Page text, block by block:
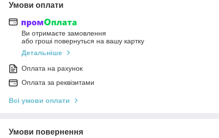
Умови оплати
Ви отримаєте замовлення
або гроші повернуться на вашу картку
Детальніше
Оплата на рахунок
Оплата за реквізитами
Всі умови оплати
Умови повернення